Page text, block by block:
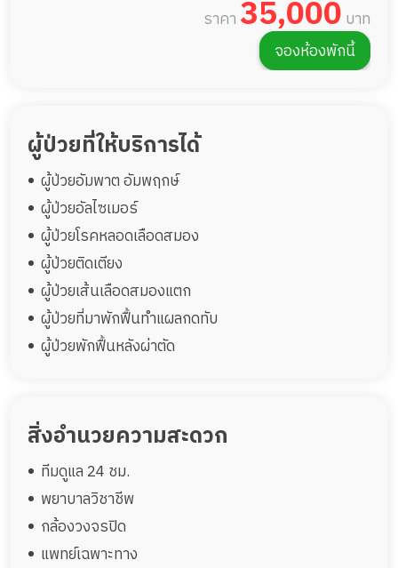
ราคา 35,000 บาท
จองห้องพักนี้
ผู้ป่วยที่ให้บริการได้
ผู้ป่วยอัมพาต อัมพฤกษ์
ผู้ป่วยอัลไซเมอร์
ผู้ป่วยโรคหลอดเลือดสมอง
ผู้ป่วยติดเตียง
ผู้ป่วยเส้นเลือดสมองแตก
ผู้ป่วยที่มาพักฟื้นทำแผลกดทับ
ผู้ป่วยพักฟื้นหลังผ่าตัด
สิ่งอำนวยความสะดวก
ทีมดูแล 24 ชม.
พยาบาลวิชาชีพ
กล้องวงจรปิด
แพทย์เฉพาะทาง